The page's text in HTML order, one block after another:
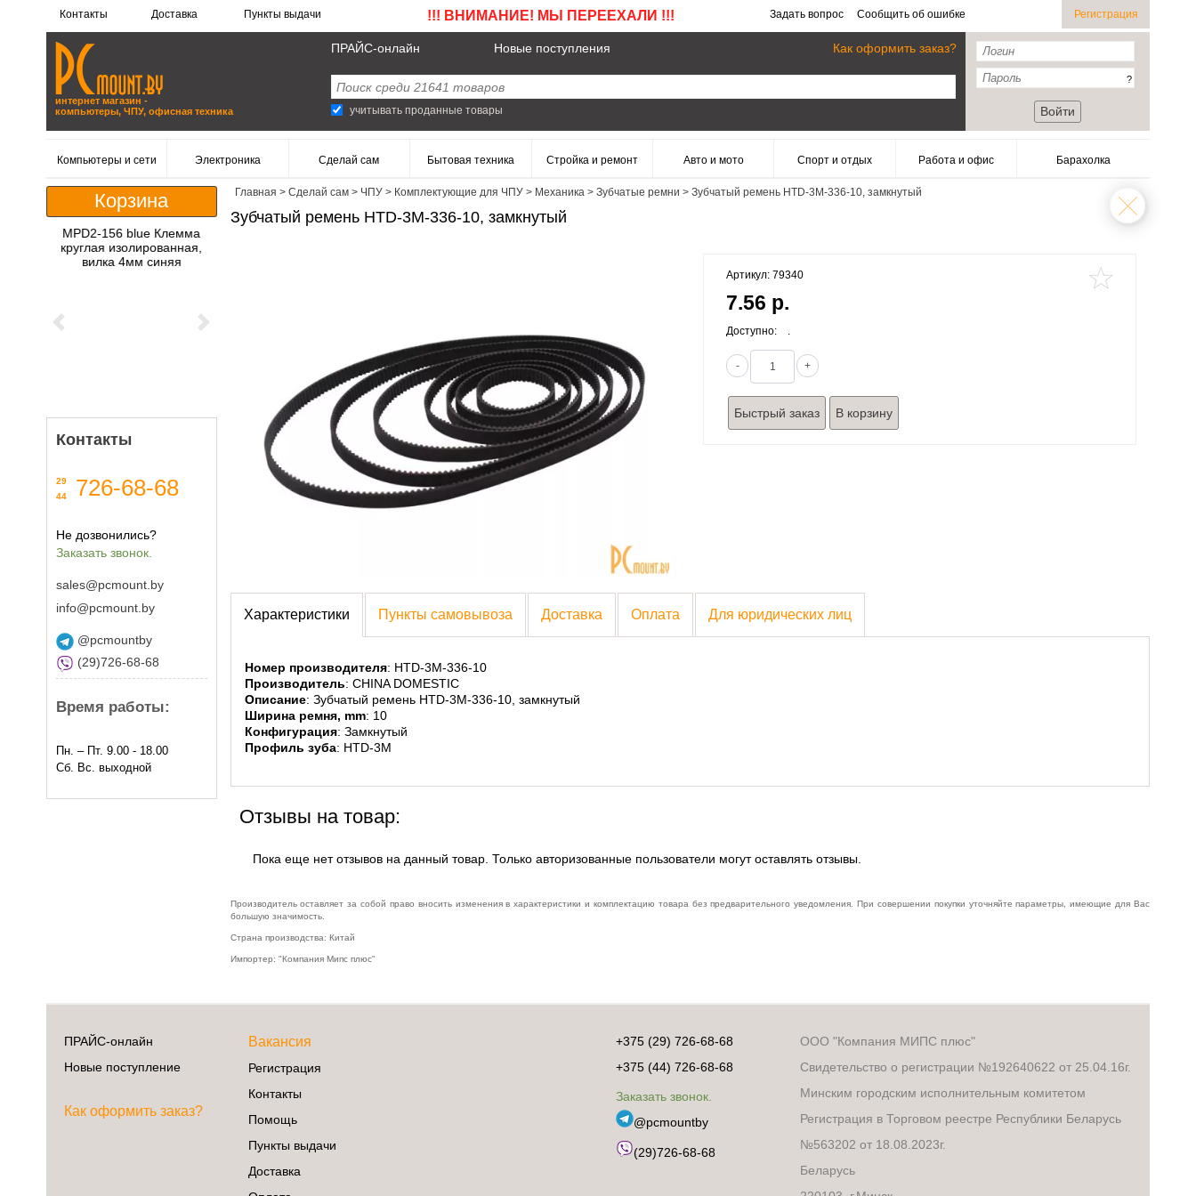
Контакты Доставка Пункты выдачи !!! ВНИМАНИЕ! МЫ ПЕРЕЕХАЛИ !!! Задать вопрос Сообщить об ошибке Регистрация
интернет магазин -
компьютеры, ЧПУ, офисная техника
ПРАЙС-онлайн Новые поступления Как оформить заказ?
учитывать проданные товары
?
Войти
Компьютеры и сети Электроника Сделай сам Бытовая техника Стройка и ремонт Авто и мото Спорт и отдых Работа и офис Барахолка
Корзина
MPD2-156 blue Клемма
круглая изолированная,
вилка 4мм синяя
Previous Next
Контакты
29
44
726-68-68
Не дозвонились?
Заказать звонок.
sales@pcmount.by
info@pcmount.by
@pcmountby
(29)726-68-68
Время работы:
Пн. – Пт. 9.00 - 18.00
Сб. Вс. выходной
Главная > Сделай сам> ЧПУ> Комплектующие для ЧПУ> Механика> Зубчатые ремни > Зубчатый ремень HTD-3M-336-10, замкнутый
Зубчатый ремень HTD-3M-336-10, замкнутый
Артикул: 79340
7.56 р.
Доступно: .
- +
Быстрый заказ
Характеристики Пункты самовывоза Доставка Оплата Для юридических лиц
Номер производителя: HTD-3M-336-10
Производитель: CHINA DOMESTIC
Описание: Зубчатый ремень HTD-3M-336-10, замкнутый
Ширина ремня, mm: 10
Конфигурация: Замкнутый
Профиль зуба: HTD-3M
Отзывы на товар:
Пока еще нет отзывов на данный товар. Только авторизованные пользователи могут оставлять отзывы.
Производитель оставляет за собой право вносить изменения в характеристики и комплектацию товара без предварительного уведомления. При совершении покупки уточняйте параметры, имеющие для Вас
большую значимость.
Страна производства: Китай
Импортер: "Компания Мипс плюс"
ПРАЙС-онлайн
Новые поступление
Как оформить заказ?
Вакансия
Регистрация
Контакты
Помощь
Пункты выдачи
Доставка
+375 (29) 726-68-68
+375 (44) 726-68-68
Заказать звонок.
@pcmountby
(29)726-68-68
ООО "Компания МИПС плюс"
Свидетельство о регистрации №192640622 от 25.04.16г.
Минским городским исполнительным комитетом
Регистрация в Торговом реестре Республики Беларусь
№563202 от 18.08.2023г.
Беларусь